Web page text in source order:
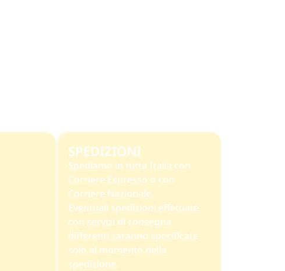
SPEDIZIONI
Spediamo in tutta Italia con
Corriere Espresso o con
Corriere Nazionale.
Eventuali spedizioni effetuate
con servizi di consegna
differenti saranno specificate
solo al momento della
spedizione.